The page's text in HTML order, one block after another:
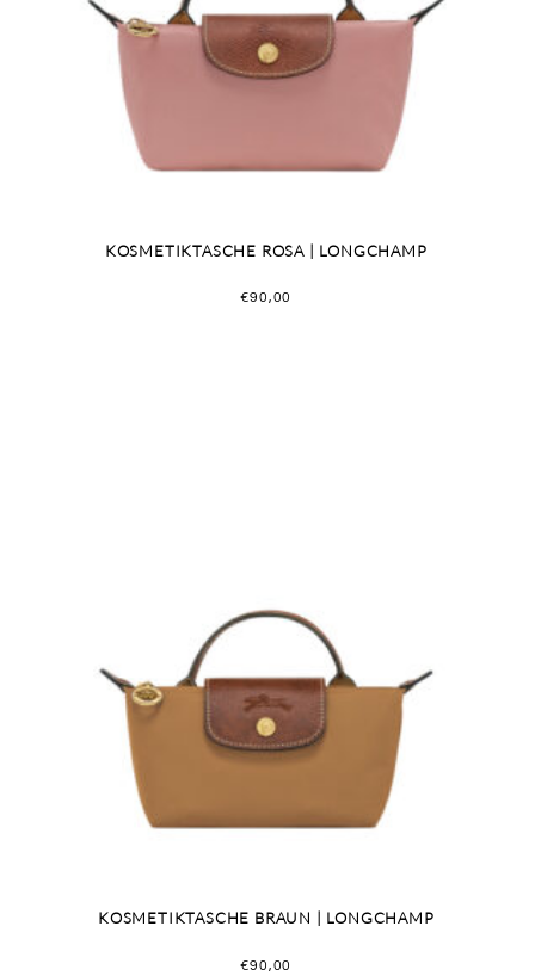
KOSMETIKTASCHE ROSA | LONGCHAMP
€90,00
KOSMETIKTASCHE BRAUN | LONGCHAMP
€90,00